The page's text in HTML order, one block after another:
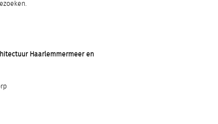
Haarlemmermeer en